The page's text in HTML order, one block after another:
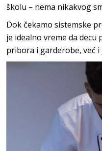
školu – nema nikakvog
Dok čekamo sistemske
je idealno vreme da
pribora i garderobe, već